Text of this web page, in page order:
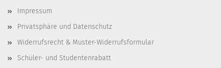
Impressum
Privatsphäre und Datenschutz
Widerrufsrecht & Muster-Widerrufsformular
Schüler- und Studentenrabatt